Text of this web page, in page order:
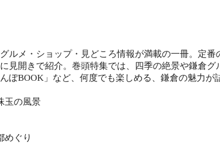
ルメ・ショップ・見どころ情報が満載の一冊。定
見開きで紹介。巻頭特集では、四季の絶景や鎌倉
ぽBOOK」など、何度でも楽しめる、鎌倉の魅力が
玉の風景
めぐり